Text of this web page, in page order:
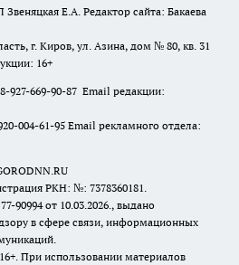
Е.А. Редактор сайта: Бакаева
г. Киров, ул. Азина, дом № 80, кв. 31
16+
927-669-90-87 Email редакции:
004-61-95 Email рекламного отдела:
РКН: №: 7378360181.
90994 от 10.03.2026., выдано
в сфере связи, информационных
При использовании материалов